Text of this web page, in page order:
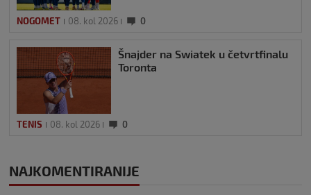
NOGOMET 08. kol 2026 0
Šnajder na Swiatek u četvrtfinalu
Toronta
TENIS 08. kol 2026 0
NAJKOMENTIRANIJE